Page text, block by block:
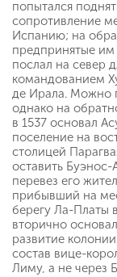
попытался
сопротивление
Испанию; на
предпринятые им
послал на север
командованием
де Ирала. Можно
однако на
в 1537 основал
поселение на
столицей
оставить
перевез его
прибывший на
берегу Ла-Платы
вторично
развитие
состав вице-
Лиму, а не через